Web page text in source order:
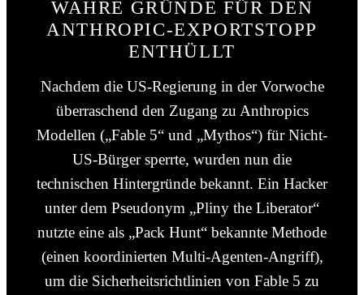
WAHRE GRÜNDE FÜR DEN
ANTHROPIC-EXPORTSTOPP
ENTHÜLLT
Nachdem die US-Regierung in der Vorwoche
überraschend den Zugang zu Anthropics
Modellen („Fable 5“ und „Mythos“) für Nicht-
US-Bürger sperrte, wurden nun die
technischen Hintergründe bekannt. Ein Hacker
unter dem Pseudonym „Pliny the Liberator“
nutzte eine als „Pack Hunt“ bekannte Methode
(einen koordinierten Multi-Agenten-Angriff),
um die Sicherheitsrichtlinien von Fable 5 zu